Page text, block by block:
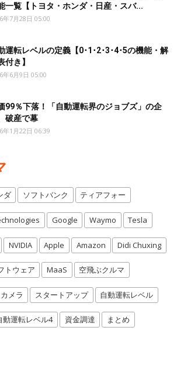
一覧【トヨタ・ホンダ・日産・スバ...
年7月28日 05:00
運転レベルの定義【0･1･2･3･4･5の機能・解
付き】
年6月9日 05:00
99％下落！「自動運転界のジョブズ」の企
破産で幕
年1月22日 06:39
ダ ソフトバンク ティアフォー
Google Waymo Tesla
NVIDIA Apple Amazon Didi Chuxing
トウェア MaaS 空飛ぶクルマ
カメラ スタートアップ 自動運転レベル
動運転レベル4 資金調達 まとめ